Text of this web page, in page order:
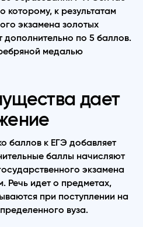
которому, к результатам
экзамена золотых
дополнительно по 5 баллов.
медалью
дает
баллов к ЕГЭ добавляет
баллы начисляют
экзамена
Речь идет о предметах,
при поступлении на
вуза.